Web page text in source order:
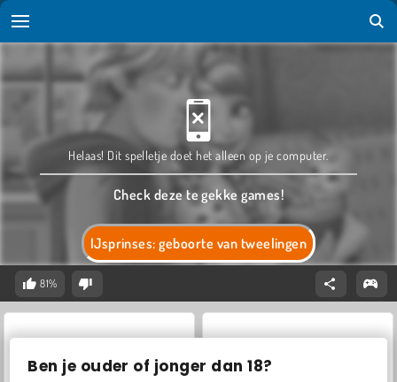
Ben je ouder of jonger dan 18?
IJsprinses: geboorte van tweelingen
Helaas! Dit spelletje doet het alleen op je computer.
Check deze te gekke games!
81%